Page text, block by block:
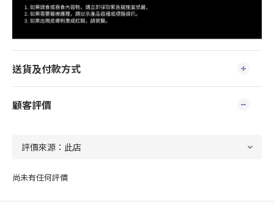
送貨及付款方式
顧客評價
尚未有任何評價